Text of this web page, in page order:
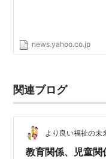
news.yahoo.co.jp
関連ブログ
より良い福祉の未
教育関係、児童